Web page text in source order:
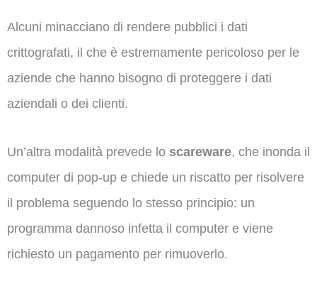
Alcuni minacciano di rendere pubblici i dati
crittografati, il che è estremamente pericoloso per le
aziende che hanno bisogno di proteggere i dati
aziendali o dei clienti.
Un’altra modalità prevede lo scareware, che inonda il
computer di pop-up e chiede un riscatto per risolvere
il problema seguendo lo stesso principio: un
programma dannoso infetta il computer e viene
richiesto un pagamento per rimuoverlo.